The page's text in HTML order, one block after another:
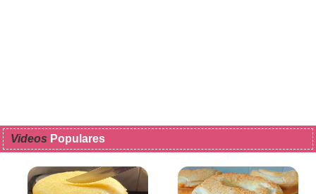
Videos Populares